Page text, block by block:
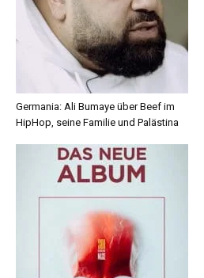
Germania: Ali Bumaye über Beef im
HipHop, seine Familie und Palästina